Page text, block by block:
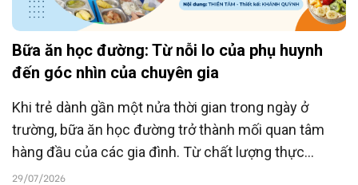
Bữa ăn học đường: Từ nỗi lo của phụ huynh
đến góc nhìn của chuyên gia
Khi trẻ dành gần một nửa thời gian trong ngày ở
trường, bữa ăn học đường trở thành mối quan tâm
hàng đầu của các gia đình. Từ chất lượng thực
phẩm, sự cân đối dinh dưỡng đến tính minh bạch
29/07/2026